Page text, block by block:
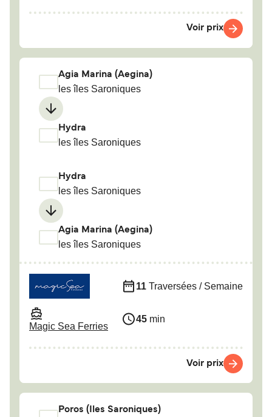
Voir prix
Agia Marina (Aegina)
les îles Saroniques
Hydra
les îles Saroniques
Hydra
les îles Saroniques
Agia Marina (Aegina)
les îles Saroniques
Magic Sea Ferries
11 Traversées / Semaine
45 min
Voir prix
Poros (Iles Saroniques)